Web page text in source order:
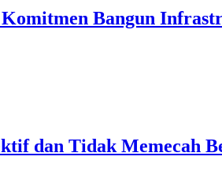
Bangun
dan Tidak Memecah